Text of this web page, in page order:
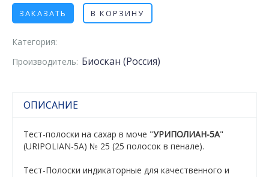
ЗАКАЗАТЬ В КОРЗИНУ
Категория:
Производитель: Биоскан (Россия)
ОПИСАНИЕ
Тест-полоски на сахар в моче "УРИПОЛИАН-5А"
(URIPOLIAN-5А) № 25 (25 полосок в пенале).
Тест-Полоски индикаторные для качественного и